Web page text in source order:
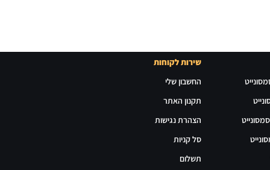
שירות לקוחות
החשבון שלי
תקנון האתר
הצהרת נגישות
סל קניות
תשלום